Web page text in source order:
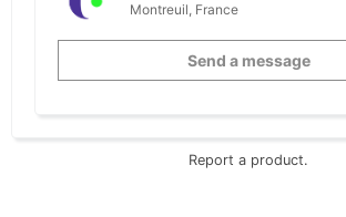
Montreuil, France
Send a message
Report a product.